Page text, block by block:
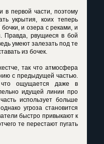
в первой части, поэтому
укрытия, коих теперь
и озера с реками, и
Правда, рвущиеся в бой
умеют залезать под те
из бочек.
так что атмосфера
с предыдущей частью.
ощущается даже в
идущей линии про
использует больше
угроза становится
быстро привыкают к
те перестают пугать